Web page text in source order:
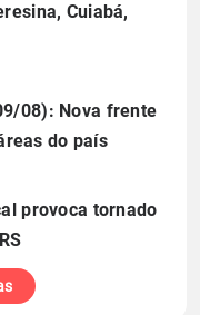
Cuiabá,
08): Nova frente
do país
provoca tornado